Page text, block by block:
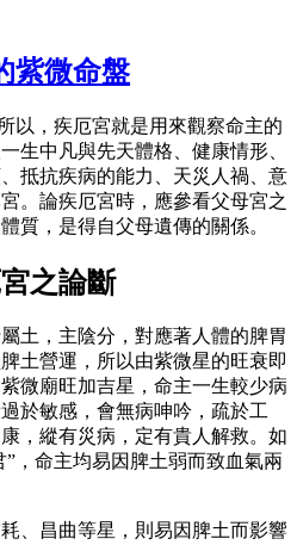
紫微命盤
以，疾厄宮就是用來觀察命主的
生中凡與先天體格、健康情形、
抵抗疾病的能力、天災人禍、意
。論疾厄宮時，應參看父母宮之
質，是得自父母遺傳的關係。
之論斷
土，主陰分，對應著人體的脾胃
土營運，所以由紫微星的旺衰即
微廟旺加吉星，命主一生較少病
於敏感，會無病呻吟，疏於工
，縱有災病，定有貴人解救。如
”，命主均易因脾土弱而致血氣兩
、昌曲等星，則易因脾土而影響